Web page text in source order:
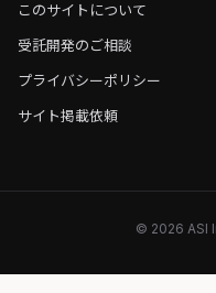
このサイトについて
受託開発のご相談
プライバシーポリシー
サイト掲載依頼
© 2026 ASI